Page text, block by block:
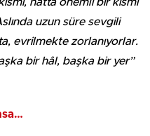
uzun süre sevgili
evrilmekte zorlanıyorlar.
bir hâl, başka bir yer”